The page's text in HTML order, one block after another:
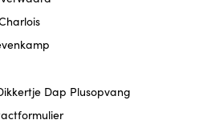
Dap Plusopvang